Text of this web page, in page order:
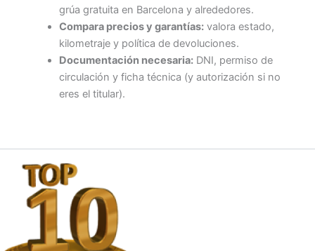
grúa gratuita en Barcelona y alrededores.
Compara precios y garantías:valora estado,
kilometraje y política de devoluciones.
Documentación necesaria:DNI, permiso de
circulación y ficha técnica (y autorización si no
eres el titular).